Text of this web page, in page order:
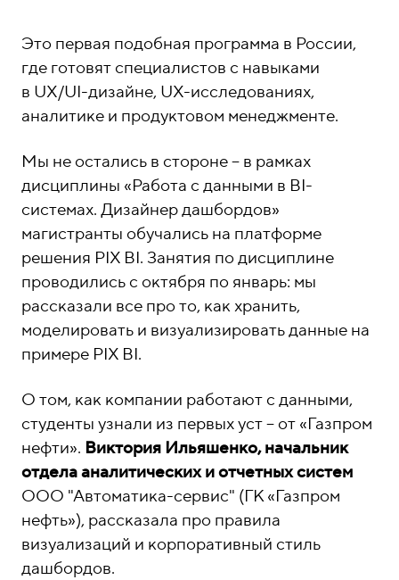
ы
-
0
4
-
1
Это первая подобная программа в России,
где готовят специалистов с навыками
в UX/UI-дизайне, UX-исследованиях,
аналитике и продуктовом менеджменте.
Мы не остались в стороне – в рамках
дисциплины «Работа с данными в BI-
системах. Дизайнер дашбордов»
магистранты обучались на платформе
решения PIX BI. Занятия по дисциплине
проводились с октября по январь: мы
рассказали все про то, как хранить,
моделировать и визуализировать данные на
примере PIX BI.
О том, как компании работают с данными,
студенты узнали из первых уст – от «Газпром
нефти». Виктория Ильяшенко, начальник
отдела аналитических и отчетных систем
ООО "Автоматика-сервис" (ГК «Газпром
нефть»), рассказала про правила
визуализаций и корпоративный стиль
дашбордов.